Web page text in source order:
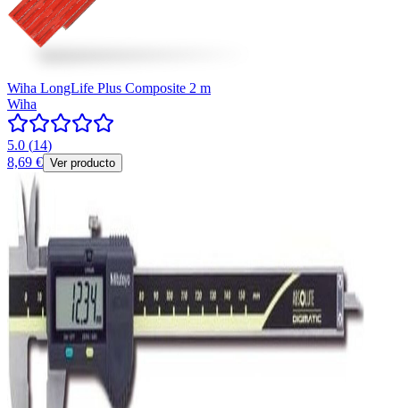
Wiha LongLife Plus Composite 2 m
Wiha
5.0 (14)
8,69 € Ver producto